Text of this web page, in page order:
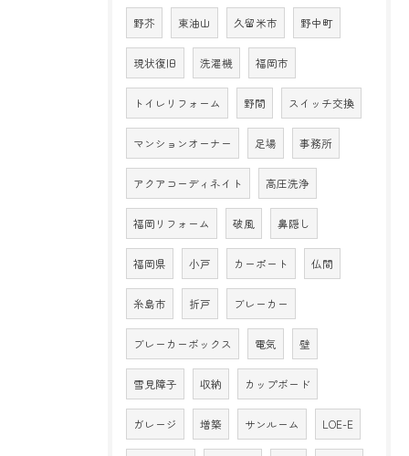
野芥 東油山 久留米市 野中町
現状復旧 洗濯機 福岡市
トイレリフォーム 野間 スイッチ交換
マンションオーナー 足場 事務所
アクアコーディネイト 高圧洗浄
福岡リフォーム 破風 鼻隠し
福岡県 小戸 カーポート 仏間
糸島市 折戸 ブレーカー
ブレーカーボックス 電気 壁
雪見障子 収納 カップボード
ガレージ 増築 サンルーム LOE-E